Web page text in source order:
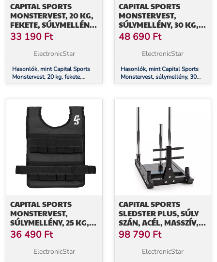
CAPITAL SPORTS
MONSTERVEST, 20 KG,
FEKETE, SÚLYMELLÉNY,
FÉM SÚLYOK
33 190 Ft
ElectronicStar
Hasonlók, mint Capital Sports
Monstervest, 20 kg, fekete,
súlymellény, fém súlyok
CAPITAL SPORTS
MONSTERVEST,
SÚLYMELLÉNY, 30 KG,
UNIVERZÁLIS MÉRET,
NEJLON
48 690 Ft
ElectronicStar
Hasonlók, mint Capital Sports
Monstervest, súlymellény, 30
kg, univerzális méret, nejlon
CAPITAL SPORTS
MONSTERVEST,
SÚLYMELLÉNY, 25 KG,
UNIVERZÁLIS MÉRET,
NEJLON, FEKETE
36 490 Ft
ElectronicStar
CAPITAL SPORTS
SLEDSTER PLUS, SÚLY
SZÁN, ACÉL, MASSZÍV, Ø
50 MM
98 790 Ft
ElectronicStar